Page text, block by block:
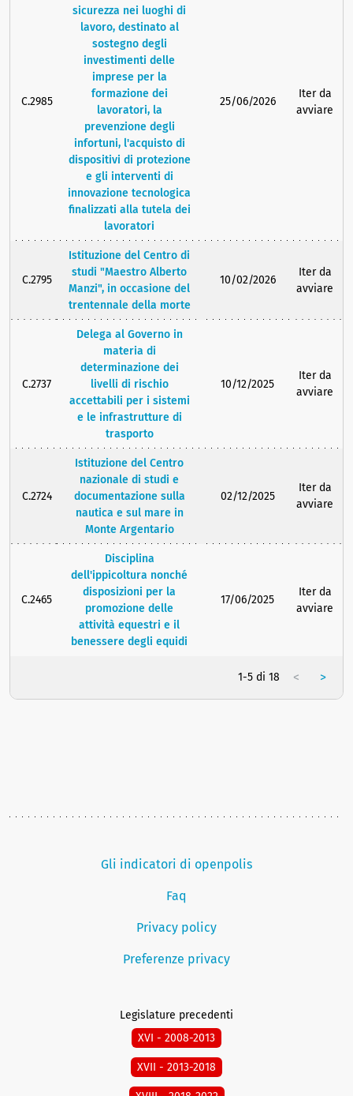
C.2985
sicurezza nei luoghi di
lavoro, destinato al
sostegno degli
investimenti delle
imprese per la
formazione dei
lavoratori, la
prevenzione degli
infortuni, l'acquisto di
dispositivi di protezione
e gli interventi di
innovazione tecnologica
finalizzati alla tutela dei
lavoratori
25/06/2026
Iter da
avviare
C.2795
Istituzione del Centro di
studi "Maestro Alberto
Manzi", in occasione del
trentennale della morte
10/02/2026
Iter da
avviare
C.2737
Delega al Governo in
materia di
determinazione dei
livelli di rischio
accettabili per i sistemi
e le infrastrutture di
trasporto
10/12/2025
Iter da
avviare
C.2724
Istituzione del Centro
nazionale di studi e
documentazione sulla
nautica e sul mare in
Monte Argentario
02/12/2025
Iter da
avviare
C.2465
Disciplina
dell'ippicoltura nonché
disposizioni per la
promozione delle
attività equestri e il
benessere degli equidi
17/06/2025
Iter da
avviare
1-5 di 18 < >
Gli indicatori di openpolis
Faq
Privacy policy
Preferenze privacy
Legislature precedenti
XVI - 2008-2013
XVII - 2013-2018